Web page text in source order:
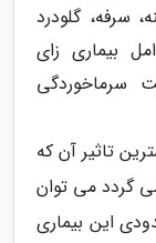
گلودرد
بیماری زای
سرماخوردگی
تاثیر آن که
گردد می توان
این بیماری